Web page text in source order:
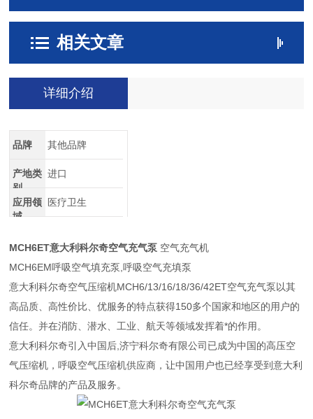
相关文章
详细介绍
品牌 其他品牌
产地类
别
进口
应用领
域
医疗卫生
MCH6ET意大利科尔奇空气充气泵 空气充气机
MCH6EM呼吸空气填充泵,呼吸空气充填泵
意大利科尔奇空气压缩机MCH6/13/16/18/36/42ET空气充气泵以其
高品质、高性价比、优服务的特点获得150多个国家和地区的用户的
信任。并在消防、潜水、工业、航天等领域发挥着*的作用。
意大利科尔奇引入中国后,济宁科尔奇有限公司已成为中国的高压空
气压缩机，呼吸空气压缩机供应商，让中国用户也已经享受到意大利
科尔奇品牌的产品及服务。